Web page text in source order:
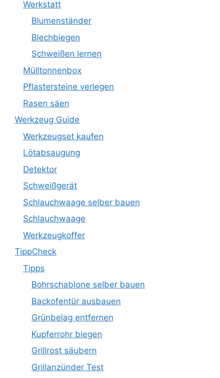
Werkstatt
Blumenständer
Blechbiegen
Schweißen lernen
Mülltonnenbox
Pflastersteine verlegen
Rasen säen
Werkzeug Guide
Werkzeugset kaufen
Lötabsaugung
Detektor
Schweißgerät
Schlauchwaage selber bauen
Schlauchwaage
Werkzeugkoffer
TippCheck
Tipps
Bohrschablone selber bauen
Backofentür ausbauen
Grünbelag entfernen
Kupferrohr biegen
Grillrost säubern
Grillanzünder Test